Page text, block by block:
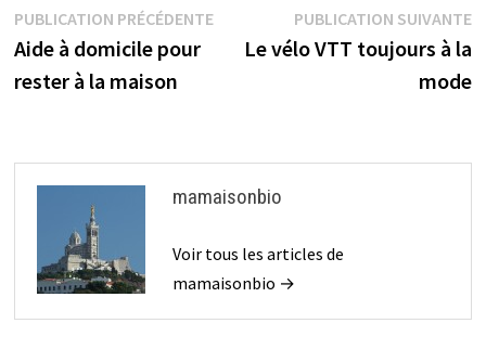
Navigation
de
PUBLICATION PRÉCÉDENTEPublication
précédente :
Aide à domicile pour
rester à la maison
PUBLICATION SUIVANTE
Le vélo VTT toujours à la
mode
mamaisonbio
Voir tous les articles de
mamaisonbio →